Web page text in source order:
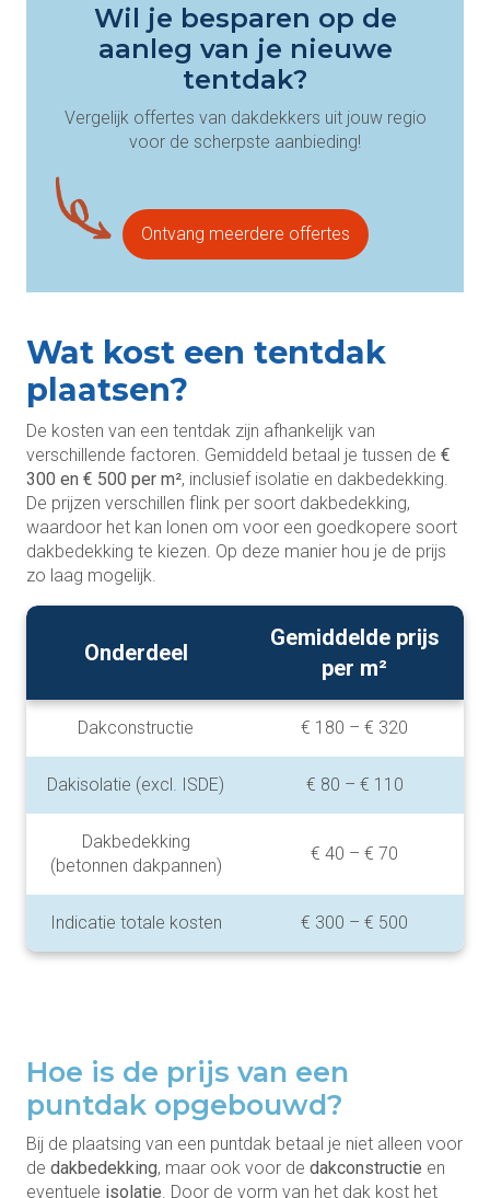
Wil je besparen op de
aanleg van je nieuwe
tentdak?
Vergelijk offertes van dakdekkers uit jouw regio
voor de scherpste aanbieding!
Ontvang meerdere offertes
Wat kost een tentdak
plaatsen?
De kosten van een tentdak zijn afhankelijk van
verschillende factoren. Gemiddeld betaal je tussen de €
300 en € 500 per m², inclusief isolatie en dakbedekking.
De prijzen verschillen flink per soort dakbedekking,
waardoor het kan lonen om voor een goedkopere soort
dakbedekking te kiezen. Op deze manier hou je de prijs
zo laag mogelijk.
Onderdeel
Gemiddelde prijs
per m²
Dakconstructie € 180 – € 320
Dakisolatie (excl. ISDE) € 80 – € 110
Dakbedekking
(betonnen dakpannen)
€ 40 – € 70
Indicatie totale kosten € 300 – € 500
Hoe is de prijs van een
puntdak opgebouwd?
Bij de plaatsing van een puntdak betaal je niet alleen voor
de dakbedekking, maar ook voor de dakconstructie en
eventuele isolatie . Door de vorm van het dak kost het